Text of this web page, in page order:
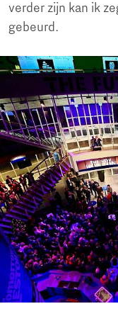
verder zijn kan ik
gebeurd.